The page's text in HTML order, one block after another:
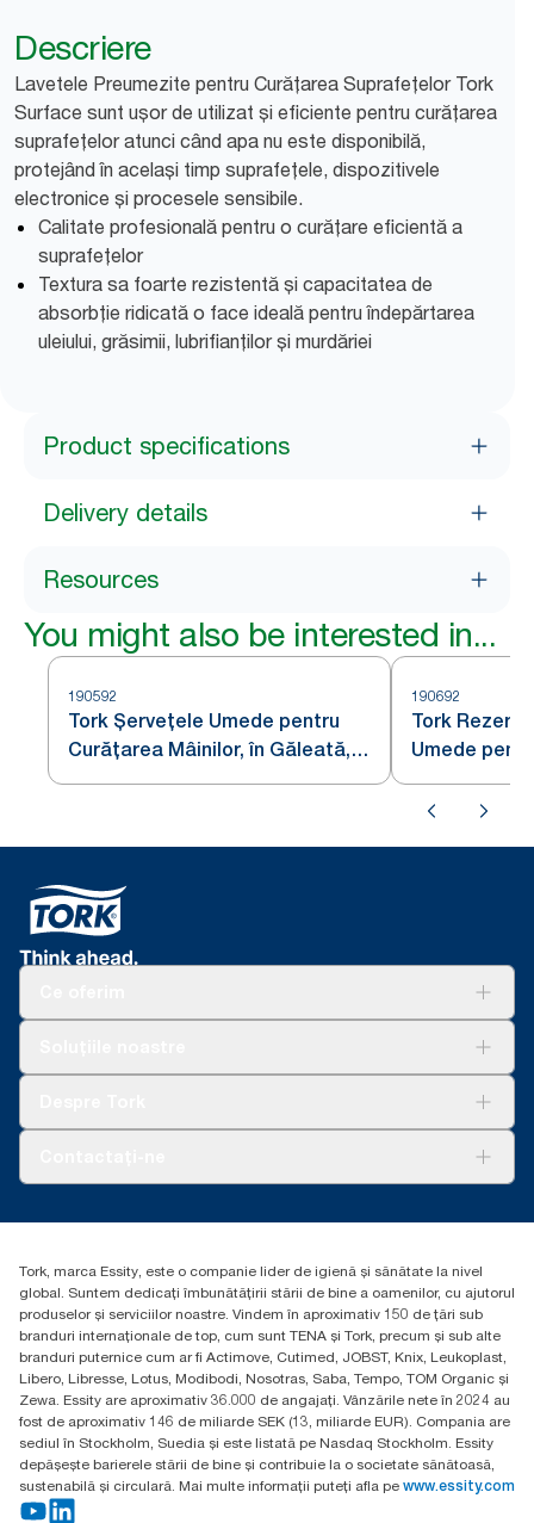
Descriere
Lavetele Preumezite pentru Curățarea Suprafețelor Tork
Surface sunt ușor de utilizat și eficiente pentru curățarea
suprafețelor atunci când apa nu este disponibilă,
protejând în același timp suprafețele, dispozitivele
electronice și procesele sensibile.
Calitate profesională pentru o curățare eficientă a
suprafețelor
Textura sa foarte rezistentă și capacitatea de
absorbție ridicată o face ideală pentru îndepărtarea
uleiului, grăsimii, lubrifianților și murdăriei
Product specifications
Delivery details
Resources
You might also be interested in...
190592
Tork Șervețele Umede pentru
Curățarea Mâinilor, în Găleată,
Alb W14
190692
Tork
Umede
Mâinilor Alb
Essity Hungary Kft. Professional Hygiene
Budakeszi út 51.
Tork, marca Essity, este o companie lider de igienă și sănătate la nivel
global. Suntem dedicați îmbunătățirii stării de bine a oamenilor, cu ajutorul
produselor și serviciilor noastre. Vindem în aproximativ 150 de țări sub
branduri internaționale de top, cum sunt TENA și Tork, precum și sub alte
branduri puternice cum ar fi Actimove, Cutimed, JOBST, Knix, Leukoplast,
Libero, Libresse, Lotus, Modibodi, Nosotras, Saba, Tempo, TOM Organic și
Zewa. Essity are aproximativ 36.000 de angajați. Vânzările nete în 2024 au
fost de aproximativ 146 de miliarde SEK (13, miliarde EUR). Compania are
sediul în Stockholm, Suedia și este listată pe Nasdaq Stockholm. Essity
depășește barierele stării de bine și contribuie la o societate sănătoasă,
sustenabilă și circulară. Mai multe informații puteți afla pe www.essity.com